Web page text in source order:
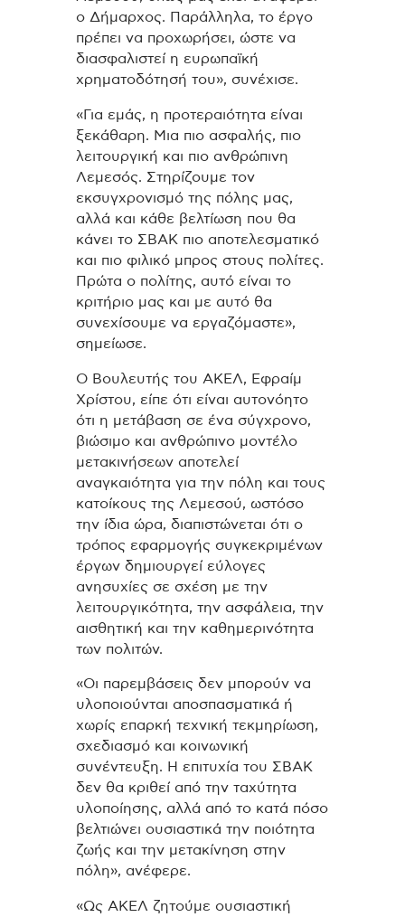
ο Δήμαρχος. Παράλληλα, το έργο
πρέπει να προχωρήσει, ώστε να
διασφαλιστεί η ευρωπαϊκή
χρηματοδότησή του», συνέχισε.
«Για εμάς, η προτεραιότητα είναι
ξεκάθαρη. Μια πιο ασφαλής, πιο
λειτουργική και πιο ανθρώπινη
Λεμεσός. Στηρίζουμε τον
εκσυγχρονισμό της πόλης μας,
αλλά και κάθε βελτίωση που θα
κάνει το ΣΒΑΚ πιο αποτελεσματικό
και πιο φιλικό μπρος στους πολίτες.
Πρώτα ο πολίτης, αυτό είναι το
κριτήριο μας και με αυτό θα
συνεχίσουμε να εργαζόμαστε»,
σημείωσε.
Ο Βουλευτής του ΑΚΕΛ, Εφραίμ
Χρίστου, είπε ότι είναι αυτονόητο
ότι η μετάβαση σε ένα σύγχρονο,
βιώσιμο και ανθρώπινο μοντέλο
μετακινήσεων αποτελεί
αναγκαιότητα για την πόλη και τους
κατοίκους της Λεμεσού, ωστόσο
την ίδια ώρα, διαπιστώνεται ότι ο
τρόπος εφαρμογής συγκεκριμένων
έργων δημιουργεί εύλογες
ανησυχίες σε σχέση με την
λειτουργικότητα, την ασφάλεια, την
αισθητική και την καθημερινότητα
των πολιτών.
«Οι παρεμβάσεις δεν μπορούν να
υλοποιούνται αποσπασματικά ή
χωρίς επαρκή τεχνική τεκμηρίωση,
σχεδιασμό και κοινωνική
συνέντευξη. Η επιτυχία του ΣΒΑΚ
δεν θα κριθεί από την ταχύτητα
υλοποίησης, αλλά από το κατά πόσο
βελτιώνει ουσιαστικά την ποιότητα
ζωής και την μετακίνηση στην
πόλη», ανέφερε.
«Ως ΑΚΕΛ ζητούμε ουσιαστική